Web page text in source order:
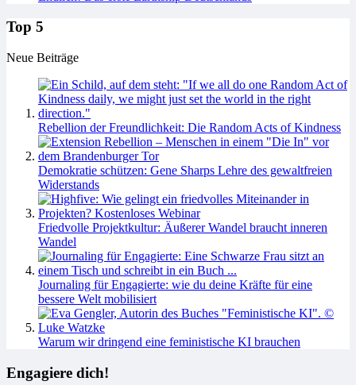
Top 5
Neue Beiträge
Rebellion der Freundlichkeit: Die Random Acts of Kindness
Demokratie schützen: Gene Sharps Lehre des gewaltfreien
Widerstands
Friedvolle Projektkultur: Äußerer Wandel braucht inneren
Wandel
Journaling für Engagierte: wie du deine Kräfte für eine
bessere Welt mobilisiert
Warum wir dringend eine feministische KI brauchen
Engagiere dich!